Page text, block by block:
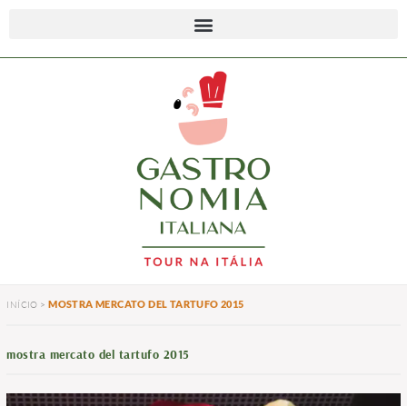
INÍCIO >MOSTRA MERCATO DEL TARTUFO 2015
mostra mercato del tartufo 2015